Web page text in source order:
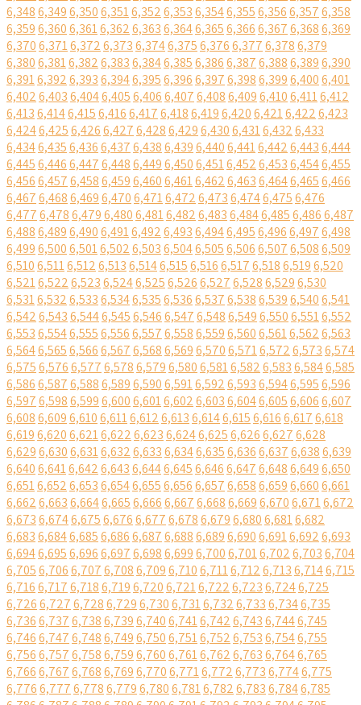
6,3486,3496,3506,3516,3526,3536,3546,3556,3566,3576,358
6,3596,3606,3616,3626,3636,3646,3656,3666,3676,3686,369
6,3706,3716,3726,3736,3746,3756,3766,3776,3786,379
6,3806,3816,3826,3836,3846,3856,3866,3876,3886,3896,390
6,3916,3926,3936,3946,3956,3966,3976,3986,3996,4006,401
6,4026,4036,4046,4056,4066,4076,4086,4096,4106,4116,412
6,4136,4146,4156,4166,4176,4186,4196,4206,4216,4226,423
6,4246,4256,4266,4276,4286,4296,4306,4316,4326,433
6,4346,4356,4366,4376,4386,4396,4406,4416,4426,4436,444
6,4456,4466,4476,4486,4496,4506,4516,4526,4536,4546,455
6,4566,4576,4586,4596,4606,4616,4626,4636,4646,4656,466
6,4676,4686,4696,4706,4716,4726,4736,4746,4756,476
6,4776,4786,4796,4806,4816,4826,4836,4846,4856,4866,487
6,4886,4896,4906,4916,4926,4936,4946,4956,4966,4976,498
6,4996,5006,5016,5026,5036,5046,5056,5066,5076,5086,509
6,5106,5116,5126,5136,5146,5156,5166,5176,5186,5196,520
6,5216,5226,5236,5246,5256,5266,5276,5286,5296,530
6,5316,5326,5336,5346,5356,5366,5376,5386,5396,5406,541
6,5426,5436,5446,5456,5466,5476,5486,5496,5506,5516,552
6,5536,5546,5556,5566,5576,5586,5596,5606,5616,5626,563
6,5646,5656,5666,5676,5686,5696,5706,5716,5726,5736,574
6,5756,5766,5776,5786,5796,5806,5816,5826,5836,5846,585
6,5866,5876,5886,5896,5906,5916,5926,5936,5946,5956,596
6,5976,5986,5996,6006,6016,6026,6036,6046,6056,6066,607
6,6086,6096,6106,6116,6126,6136,6146,6156,6166,6176,618
6,6196,6206,6216,6226,6236,6246,6256,6266,6276,628
6,6296,6306,6316,6326,6336,6346,6356,6366,6376,6386,639
6,6406,6416,6426,6436,6446,6456,6466,6476,6486,6496,650
6,6516,6526,6536,6546,6556,6566,6576,6586,6596,6606,661
6,6626,6636,6646,6656,6666,6676,6686,6696,6706,6716,672
6,6736,6746,6756,6766,6776,6786,6796,6806,6816,682
6,6836,6846,6856,6866,6876,6886,6896,6906,6916,6926,693
6,6946,6956,6966,6976,6986,6996,7006,7016,7026,7036,704
6,7056,7066,7076,7086,7096,7106,7116,7126,7136,7146,715
6,7166,7176,7186,7196,7206,7216,7226,7236,7246,725
6,7266,7276,7286,7296,7306,7316,7326,7336,7346,735
6,7366,7376,7386,7396,7406,7416,7426,7436,7446,745
6,7466,7476,7486,7496,7506,7516,7526,7536,7546,755
6,7566,7576,7586,7596,7606,7616,7626,7636,7646,765
6,7666,7676,7686,7696,7706,7716,7726,7736,7746,775
6,7766,7776,7786,7796,7806,7816,7826,7836,7846,785